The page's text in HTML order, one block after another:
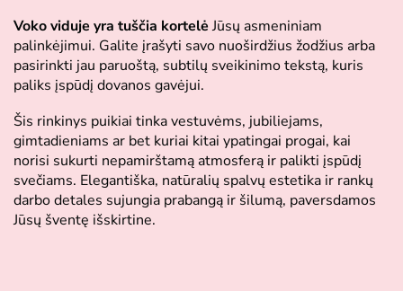
Voko viduje yra tuščia kortelėJūsų asmeniniam
palinkėjimui. Galite įrašyti savo nuoširdžius žodžius arba
pasirinkti jau paruoštą, subtilų sveikinimo tekstą, kuris
paliks įspūdį dovanos gavėjui.
Šis rinkinys puikiai tinka vestuvėms, jubiliejams,
gimtadieniams ar bet kuriai kitai ypatingai progai, kai
norisi sukurti nepamirštamą atmosferą ir palikti įspūdį
svečiams. Elegantiška, natūralių spalvų estetika ir rankų
darbo detales sujungia prabangą ir šilumą, paversdamos
Jūsų šventę išskirtine.